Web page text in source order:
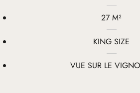
27 M²
KING SIZE
VUE SUR LE